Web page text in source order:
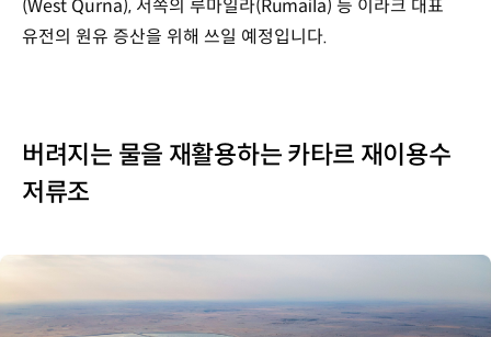
(West Qurna), 서쪽의 루마일라(Rumaila) 등 이라크 대표
유전의 원유 증산을 위해 쓰일 예정입니다.
버려지는 물을 재활용하는 카타르 재이용수
저류조